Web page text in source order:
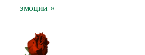
эмоции »